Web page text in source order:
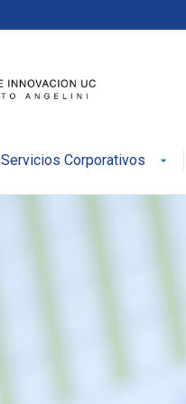
Servicios Corporativos